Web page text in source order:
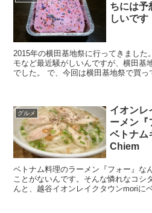
ちには予
しいです
2015年の横田基地祭に行ってきまし
モなど最近騒がしいんですが、横田基
でした。 で、今回は横田基地祭で買ってきたアメリカンなケーキの
グルメ
イオンレ
ーメン『
ベトナ
Chiem
ベトナム料理のラーメン『フォー』な
ことがないんです。そんな憐れなコシタ
んと、越谷イオンレイクタウンmoriに